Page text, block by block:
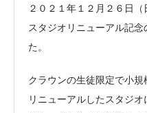
２０２１年１２月２６日（
スタジオリニューアル記
た。
クラウンの生徒限定で小規
リニューアルしたスタジ